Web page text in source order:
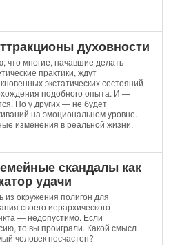
духовности
что многие, начавшие делать
практики, ждут
экстатических состояний
подобного опыта. И —
Но у других — не будет
на эмоциональном уровне.
изменения в реальной жизни.
скандалы как
удачи
из окружения полигон для
своего иерархического
— недопустимо. Если
то вы проиграли. Какой смысл
человек несчастен?